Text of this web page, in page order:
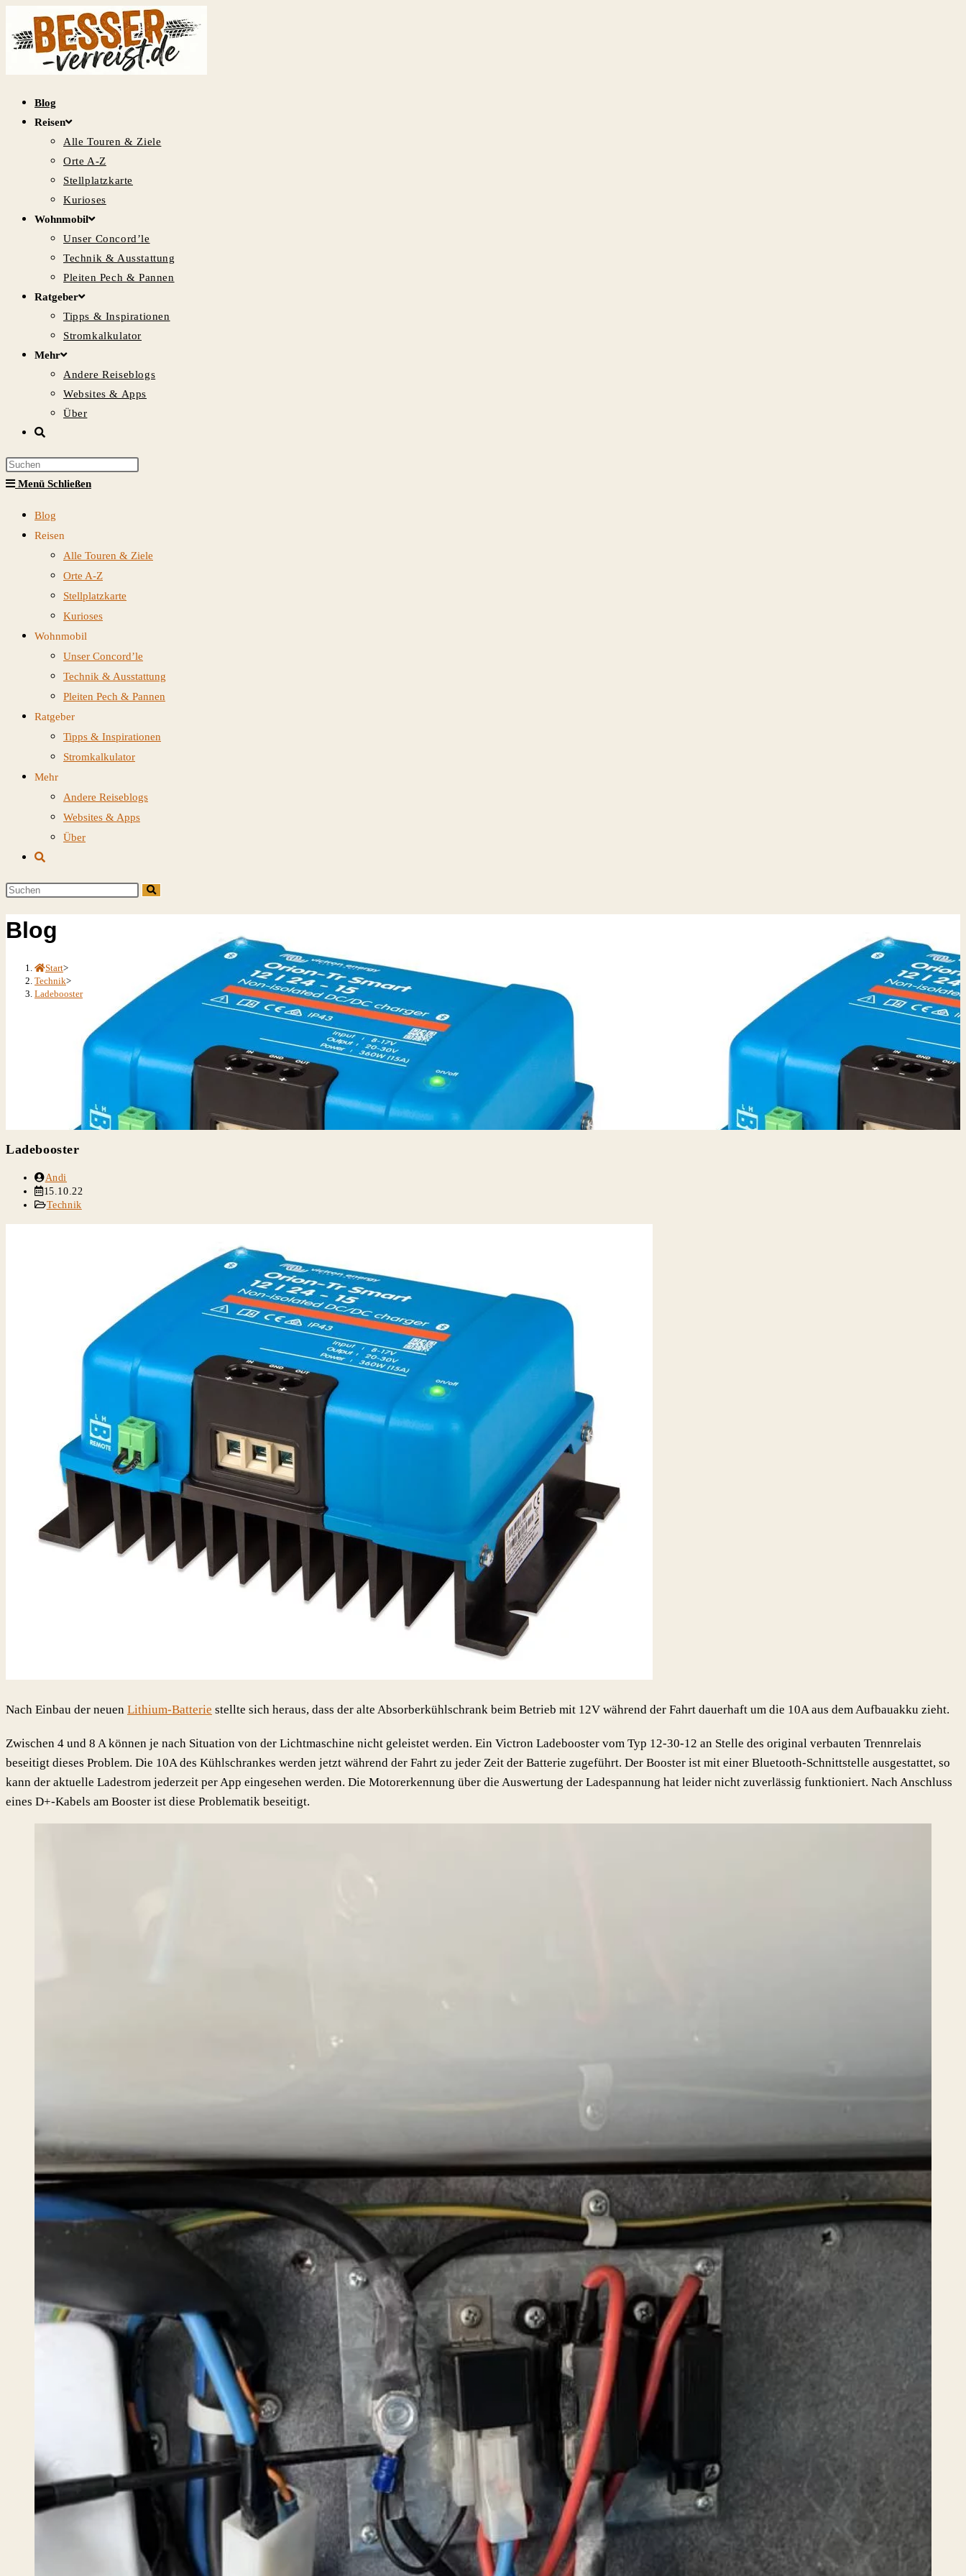
Inhalt
springen
Blog
Reisen
Alle Touren & Ziele
Orte A-Z
Stellplatzkarte
Kurioses
Wohnmobil
Unser Concord’le
Technik & Ausstattung
Pleiten Pech & Pannen
Ratgeber
Tipps & Inspirationen
Stromkalkulator
Mehr
Andere Reiseblogs
Websites & Apps
Über
Website-
umschalten
Press
search
Menü Schließen
Blog
Reisen
Alle Touren & Ziele
Orte A-Z
Stellplatzkarte
Kurioses
Wohnmobil
Unser Concord’le
Technik & Ausstattung
Pleiten Pech & Pannen
Ratgeber
Tipps & Inspirationen
Stromkalkulator
Mehr
Andere Reiseblogs
Websites & Apps
Über
Website-
umschalten
Diese
durchsuchen
Blog
Start>
Technik>
Ladebooster
Ladebooster
Beitrags-
Autor:
Andi
Beitrag
veröffentlicht:
15.10.22
Beitrags-
Technik
Nach Einbau der neuen Lithium-Batterie stellte sich heraus, dass der alte Absorberkühlschrank beim Betrieb mit 12V während der Fahrt dauerhaft um die 10A aus dem Aufbauakku zieht.
Zwischen 4 und 8 A können je nach Situation von der Lichtmaschine nicht geleistet werden. Ein Victron Ladebooster vom Typ 12-30-12 an Stelle des original verbauten Trennrelais
beseitigt dieses Problem. Die 10A des Kühlschrankes werden jetzt während der Fahrt zu jeder Zeit der Batterie zugeführt. Der Booster ist mit einer Bluetooth-Schnittstelle ausgestattet, so
kann der aktuelle Ladestrom jederzeit per App eingesehen werden. Die Motorerkennung über die Auswertung der Ladespannung hat leider nicht zuverlässig funktioniert. Nach Anschluss
eines D+-Kabels am Booster ist diese Problematik beseitigt.